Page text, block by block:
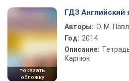
показать
обложку
ГДЗ Английский
Авторы: О. М.
Год: 2014
Описание:
Карпюк